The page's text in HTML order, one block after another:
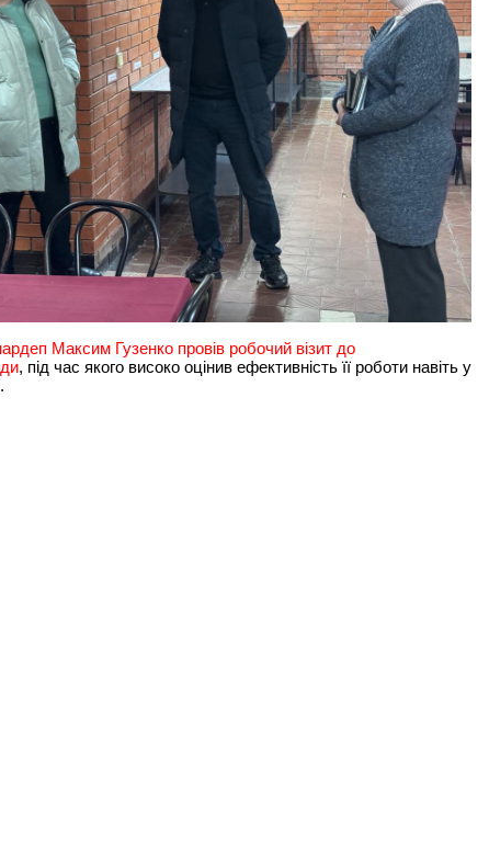
Максим Гузенко провів робочий візит до
, під час якого високо оцінив ефективність її роботи навіть у